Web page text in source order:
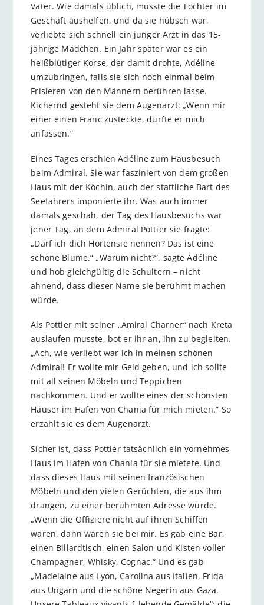
Vater. Wie damals üblich, musste die Tochter im
Geschäft aushelfen, und da sie hübsch war,
verliebte sich schnell ein junger Arzt in das 15-
jährige Mädchen. Ein Jahr später war es ein
heißblütiger Korse, der damit drohte, Adéline
umzubringen, falls sie sich noch einmal beim
Frisieren von den Männern berühren lasse.
Kichernd gesteht sie dem Augenarzt: „Wenn mir
einer einen Franc zusteckte, durfte er mich
anfassen.“
Eines Tages erschien Adéline zum Hausbesuch
beim Admiral. Sie war fasziniert von dem großen
Haus mit der Köchin, auch der stattliche Bart des
Seefahrers imponierte ihr. Was auch immer
damals geschah, der Tag des Hausbesuchs war
jener Tag, an dem Admiral Pottier sie fragte:
„Darf ich dich Hortensie nennen? Das ist eine
schöne Blume.“ „Warum nicht?“, sagte Adéline
und hob gleichgültig die Schultern – nicht
ahnend, dass dieser Name sie berühmt machen
würde.
Als Pottier mit seiner „Amiral Charner“ nach Kreta
auslaufen musste, bot er ihr an, ihn zu begleiten.
„Ach, wie verliebt war ich in meinen schönen
Admiral! Er wollte mir Geld geben, und ich sollte
mit all seinen Möbeln und Teppichen
nachkommen. Und er wollte eines der schönsten
Häuser im Hafen von Chania für mich mieten.“ So
erzählt sie es dem Augenarzt.
Sicher ist, dass Pottier tatsächlich ein vornehmes
Haus im Hafen von Chania für sie mietete. Und
dass dieses Haus mit seinen französischen
Möbeln und den vielen Gerüchten, die aus ihm
drangen, zu einer berühmten Adresse wurde.
„Wenn die Offiziere nicht auf ihren Schiffen
waren, dann waren sie bei mir. Es gab eine Bar,
einen Billardtisch, einen Salon und Kisten voller
Champagner, Whisky, Cognac.“ Und es gab
„Madelaine aus Lyon, Carolina aus Italien, Frida
aus Ungarn und die schöne Negerin aus Gaza.